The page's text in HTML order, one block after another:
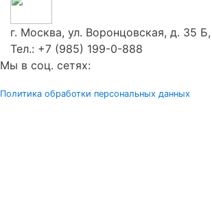
г. Москва, ул. Воронцовская, д. 35
Тел.: +7 (985) 199-0-888
Мы в соц. сетях:
Политика обработки персональных данных